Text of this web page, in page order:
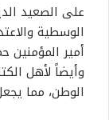
على الصعيد
الوسطية
أمير
وأيضاً لأهل
الوطن، مما